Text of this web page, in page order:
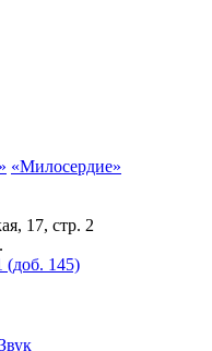
«Милосердие»
17, стр. 2
(доб. 145)